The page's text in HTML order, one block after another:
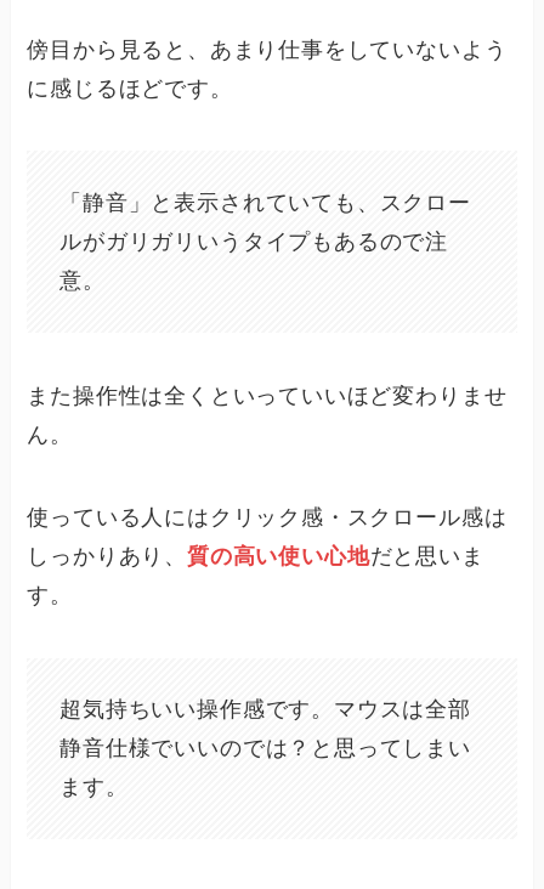
傍目から見ると、あまり仕事をしていないよう
に感じるほどです。
「静音」と表示されていても、スクロー
ルがガリガリいうタイプもあるので注
意。
また操作性は全くといっていいほど変わりませ
ん。
使っている人にはクリック感・スクロール感は
しっかりあり、質の高い使い心地だと思いま
す。
超気持ちいい操作感です。マウスは全部
静音仕様でいいのでは？と思ってしまい
ます。